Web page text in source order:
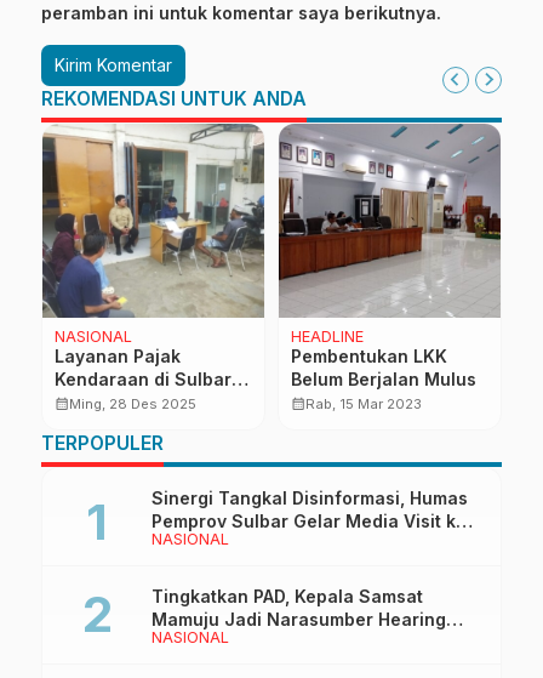
peramban ini untuk komentar saya berikutnya.
REKOMENDASI UNTUK ANDA
NASIONAL
Layanan Pajak
Kendaraan di Sulbar
Tetap Buka Selama
calendar_monthMing, 28 Des 2025
HEADLINE
Pembentukan LKK
Belum Berjalan Mulus
calendar_monthRab, 15 Mar 2023
TERPOPULER
NASIONAL
Sinergi Tangkal Disinformasi, Humas
Pemprov Sulbar Gelar Media Visit ke
Kantor Redaksi di Mamuju
NASIONAL
Tingkatkan PAD, Kepala Samsat
Mamuju Jadi Narasumber Hearing
Bersama Wakil Ketua I DPRD Sulbar